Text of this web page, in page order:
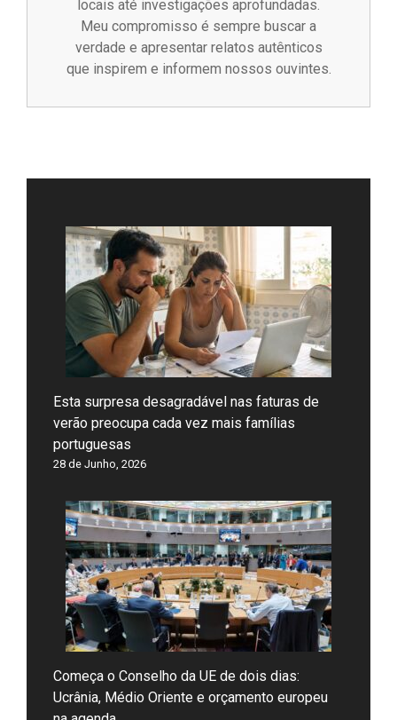
locais até investigações aprofundadas.
Meu compromisso é sempre buscar a
verdade e apresentar relatos autênticos
que inspirem e informem nossos ouvintes.
Esta surpresa desagradável nas faturas de
verão preocupa cada vez mais famílias
portuguesas
28 de Junho, 2026
Começa o Conselho da UE de dois dias:
Ucrânia, Médio Oriente e orçamento europeu